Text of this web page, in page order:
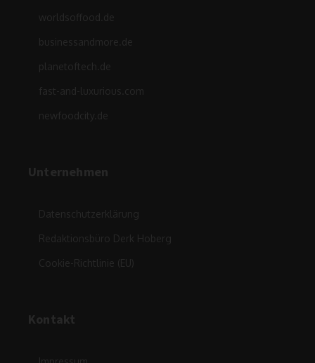
worldsoffood.de
businessandmore.de
planetoftech.de
fast-and-luxurious.com
newfoodcity.de
Unternehmen
Datenschutzerklärung
Redaktionsbüro Derk Hoberg
Cookie-Richtlinie (EU)
Kontakt